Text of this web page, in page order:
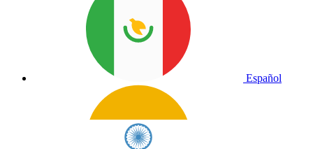
Español